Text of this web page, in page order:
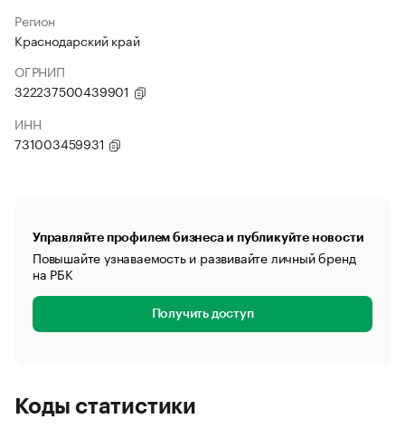
Регион
Краснодарский край
ОГРНИП
322237500439901
ИНН
731003459931
Управляйте профилем бизнеса и публикуйте новости
Повышайте узнаваемость и развивайте личный бренд
на РБК
Получить доступ
Коды статистики